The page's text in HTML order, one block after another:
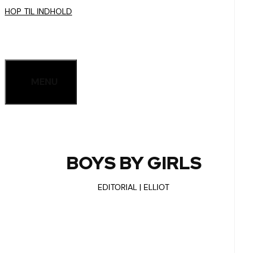
HOP TIL INDHOLD
BOYS BY GIRLS
EDITORIAL | ELLIOT